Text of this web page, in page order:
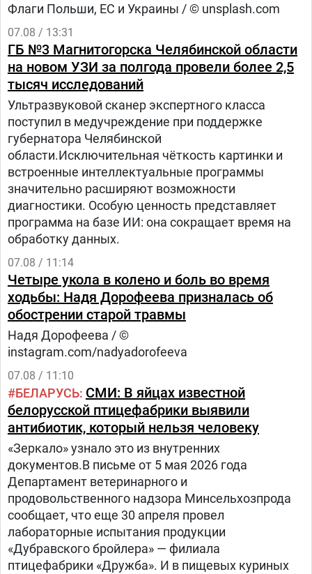
Флаги Польши, ЕС и Украины / © unsplash.com
07.08 / 13:31
ГБ №3 Магнитогорска Челябинской области
на новом УЗИ за полгода провели более 2,5
тысяч исследований
Ультразвуковой сканер экспертного класса
поступил в медучреждение при поддержке
губернатора Челябинской
области.Исключительная чёткость картинки и
встроенные интеллектуальные программы
значительно расширяют возможности
диагностики. Особую ценность представляет
программа на базе ИИ: она сокращает время на
обработку данных.
07.08 / 11:14
Четыре укола в колено и боль во время
ходьбы: Надя Дорофеева призналась об
обострении старой травмы
Надя Дорофеева / ©
instagram.com/nadyadorofeeva
07.08 / 11:10
БЕЛАРУСЬ СМИ: В яйцах известной
белорусской птицефабрики выявили
антибиотик, который нельзя человеку
«Зеркало» узнало это из внутренних
документов.В письме от 5 мая 2026 года
Департамент ветеринарного и
продовольственного надзора Минсельхозпрода
сообщает, что еще 30 апреля провел
лабораторные испытания продукции
«Дубравского бройлера» — филиала
птицефабрики «Дружба». И в пищевых куриных